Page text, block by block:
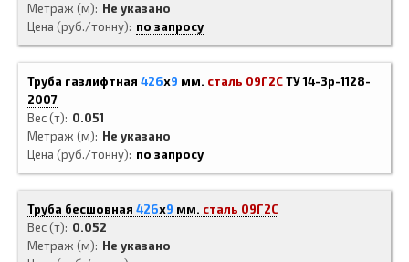
Метраж (м)
Не указано
Цена (руб./тонну)
по запросу
Труба газлифтная 426x9 мм. сталь 09Г2СТУ 14-3р-1128-
2007
Вес (т)
0.051
Метраж (м)
Не указано
Цена (руб./тонну)
по запросу
Труба бесшовная 426x9 мм. сталь 09Г2С
Вес (т)
0.052
Метраж (м)
Не указано